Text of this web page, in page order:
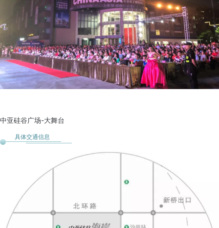
中亚硅谷广场-大舞台
具体交通信息